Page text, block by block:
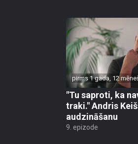
pirms 1 gada, 12
"Tu saproti, ka
traki." Andris
audzināšanu
9. epizode